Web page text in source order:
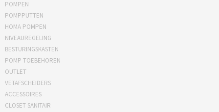
POMPEN
POMPPUTTEN
HOMA POMPEN
NIVEAUREGELING
BESTURINGSKASTEN
POMP TOEBEHOREN
OUTLET
VETAFSCHEIDERS
ACCESSOIRES
CLOSET SANITAIR